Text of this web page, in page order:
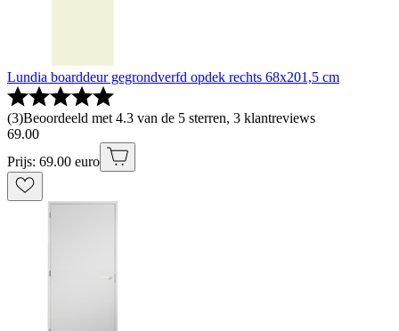
Lundia boarddeur gegrondverfd opdek rechts 68x201,5 cm
(3)Beoordeeld met 4.3 van de 5 sterren, 3 klantreviews
69.00
Prijs: 69.00 euro